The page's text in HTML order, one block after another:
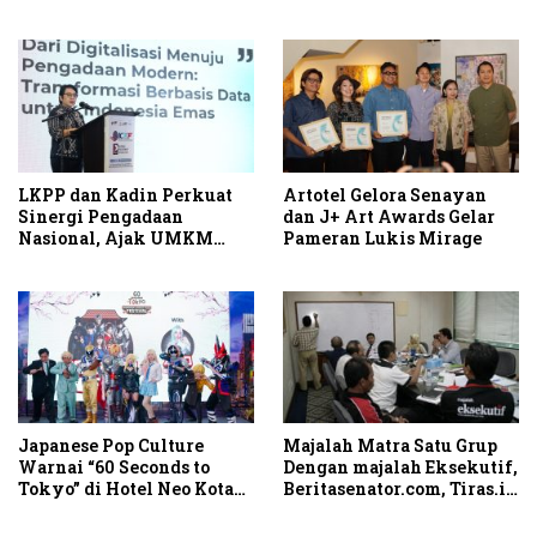
LKPP dan Kadin Perkuat
Sinergi Pengadaan
Nasional, Ajak UMKM
Artotel Gelora Senayan
dan J+ Art Awards Gelar
Pameran Lukis Mirage
Japanese Pop Culture
Warnai “60 Seconds to
Tokyo” di Hotel Neo Kota
Majalah Matra Satu Grup
Dengan majalah Eksekutif,
Beritasenator.com, Tiras.id